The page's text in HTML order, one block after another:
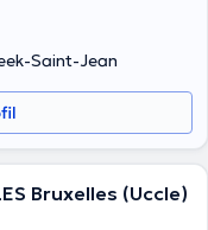
Saint-Jean
Bruxelles (Uccle)